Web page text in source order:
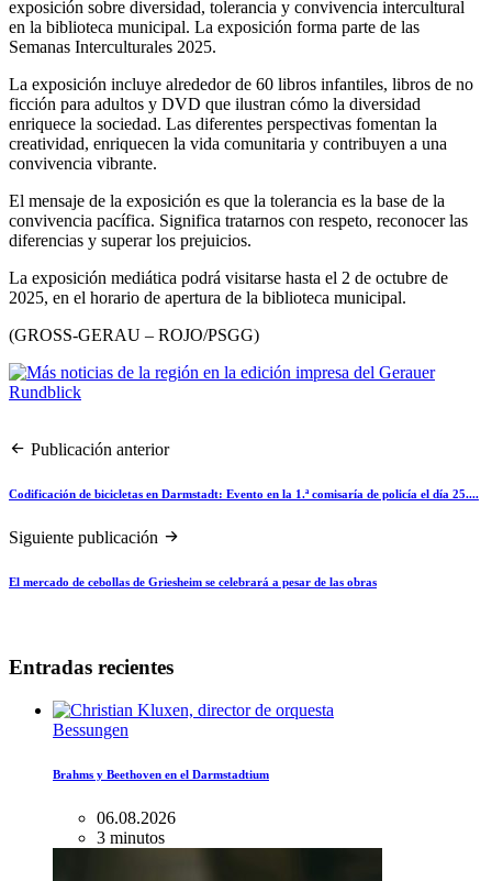
exposición sobre diversidad, tolerancia y convivencia intercultural
en la biblioteca municipal. La exposición forma parte de las
Semanas Interculturales 2025.
La exposición incluye alrededor de 60 libros infantiles, libros de no
ficción para adultos y DVD que ilustran cómo la diversidad
enriquece la sociedad. Las diferentes perspectivas fomentan la
creatividad, enriquecen la vida comunitaria y contribuyen a una
convivencia vibrante.
El mensaje de la exposición es que la tolerancia es la base de la
convivencia pacífica. Significa tratarnos con respeto, reconocer las
diferencias y superar los prejuicios.
La exposición mediática podrá visitarse hasta el 2 de octubre de
2025, en el horario de apertura de la biblioteca municipal.
(GROSS-GERAU – ROJO/PSGG)
Publicación anterior
Codificación de bicicletas en Darmstadt: Evento en la 1.ª comisaría de policía el día 25....
Siguiente publicación
El mercado de cebollas de Griesheim se celebrará a pesar de las obras
Entradas recientes
Bessungen
Brahms y Beethoven en el Darmstadtium
06.08.2026
3 minutos